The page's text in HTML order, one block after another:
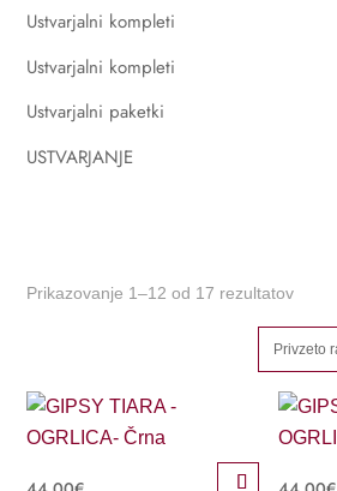
Ustvarjalni kompleti
Ustvarjalni kompleti
Ustvarjalni paketki
USTVARJANJE
Prikazovanje 1–12 od 17 rezultatov